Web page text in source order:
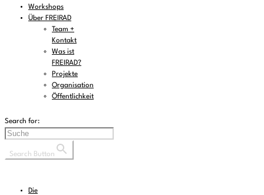
Workshops
Über FREIRAD
Team +
Kontakt
Was ist
FREIRAD?
Projekte
Organisation
Öffentlichkeit
Search for:
Search Button
Die